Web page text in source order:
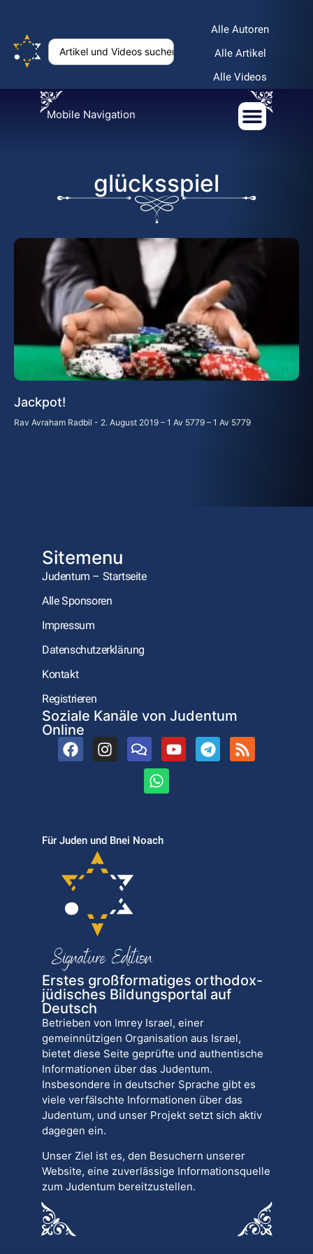
Alle Autoren
Alle Artikel
Alle Videos
Mobile Navigation
glücksspiel
Jackpot!
Rav Avraham Radbil 2. August 2019 – 1 Av 5779 – 1 Av 5779
Sitemenu
Judentum – Startseite
Alle Sponsoren
Impressum
Datenschutzerklärung
Kontakt
Registrieren
Soziale Kanäle von Judentum
Online
Für Juden und Bnei Noach
Erstes großformatiges orthodox-
jüdisches Bildungsportal auf
Deutsch
Betrieben von Imrey Israel, einer
gemeinnützigen Organisation aus Israel,
bietet diese Seite geprüfte und authentische
Informationen über das Judentum.
Insbesondere in deutscher Sprache gibt es
viele verfälschte Informationen über das
Judentum, und unser Projekt setzt sich aktiv
dagegen ein.
Unser Ziel ist es, den Besuchern unserer
Website, eine zuverlässige Informationsquelle
zum Judentum bereitzustellen.